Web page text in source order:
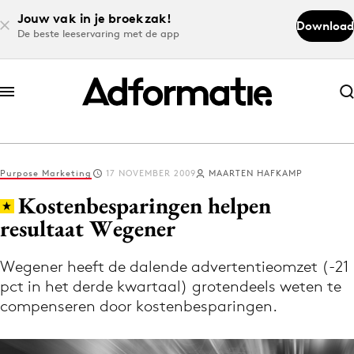
Jouw vak in je broekzak!
De beste leeservaring met de app
Download
Abonneer nu
Abonneer nu
Log in
Download de app
Volg het laatste nieuws via de Adformatie
Nieuws app
Purpose Marketing 17 NOVEMBER 2009 MAARTEN HAFKAMP
Kostenbesparingen helpen
resultaat Wegener
Wegener heeft de dalende advertentieomzet (-21
pct in het derde kwartaal) grotendeels weten te
compenseren door kostenbesparingen.